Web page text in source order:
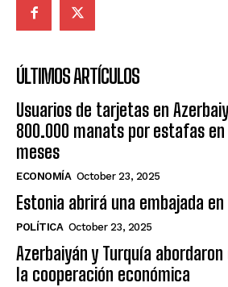
ÚLTIMOS ARTÍCULOS
Usuarios de tarjetas en
800.000 manats por estafas
meses
ECONOMÍA October 23, 2025
Estonia abrirá una embajada
POLÍTICA October 23, 2025
Azerbaiyán y Turquía
la cooperación económica